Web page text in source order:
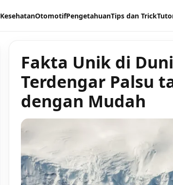
KesehatanOtomotifPengetahuanTips dan Trick
Fakta Unik di
Terdengar Palsu
dengan Mudah